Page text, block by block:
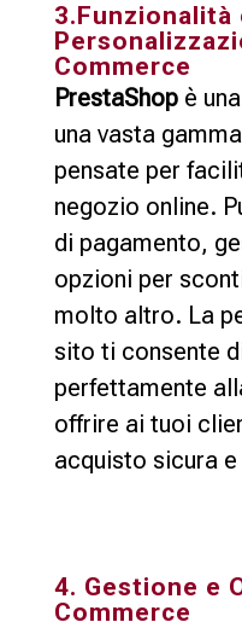
3.Funzionalità
Commerce
PrestaShopè
una vasta
pensate per
negozio online.
di pagamento,
opzioni per
molto altro. La
sito ti consente
perfettamente
offrire ai tuoi
acquisto sicura
4. Gestione e
Commerce